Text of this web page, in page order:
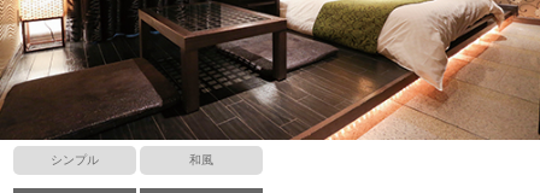
シンプル 和風